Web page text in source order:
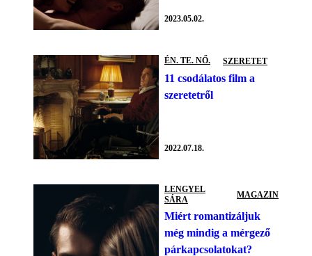
2023.05.02.
ÉN. TE. NŐ. SZERETET
11 csodálatos film a
szeretetről
2022.07.18.
LENGYEL
SÁRA
MAGAZIN
Miért romantizáljuk
még mindig a mérgező
párkapcsolatokat?